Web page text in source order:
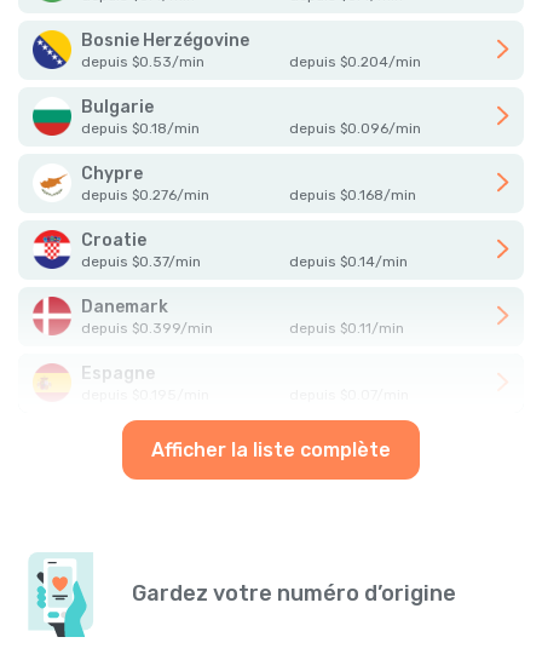
Bosnie Herzégovine
depuis $0.53/min depuis $0.204/min
Bulgarie
depuis $0.18/min depuis $0.096/min
Chypre
depuis $0.276/min depuis $0.168/min
Croatie
depuis $0.37/min depuis $0.14/min
Danemark
depuis $0.399/min depuis $0.11/min
Espagne
Afficher la liste complète
Gardez votre numéro d’origine